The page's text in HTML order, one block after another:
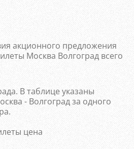
акционного предложения
Москва Волгоград всего
В таблице указаны
- Волгоград за одного